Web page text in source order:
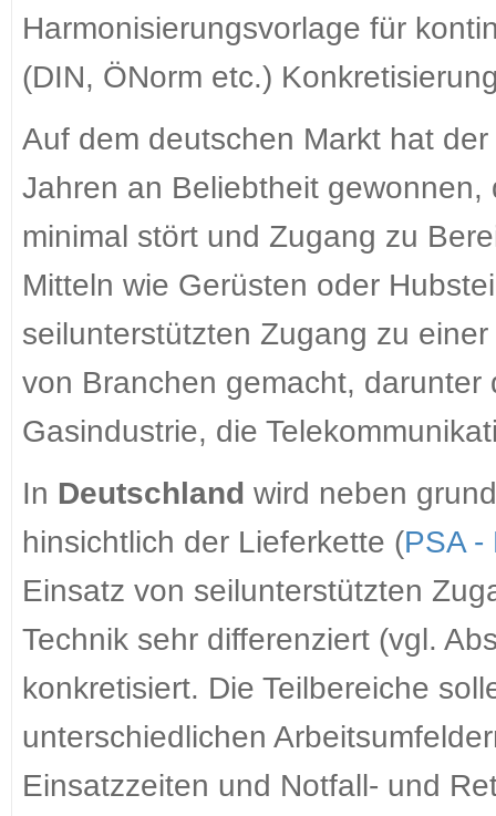
Harmonisierungsvorlage für
(DIN, ÖNorm etc.)
Auf dem deutschen Markt hat
Jahren an Beliebtheit
minimal stört und Zugang zu
Mitteln wie Gerüsten oder
seilunterstützten Zugang zu
von Branchen gemacht,
Gasindustrie, die
In Deutschland wird neben
hinsichtlich der Lieferkette (PSA -
Einsatz von seilunterstützten
Technik sehr differenziert (vgl.
konkretisiert. Die Teilbereiche
unterschiedlichen
Einsatzzeiten und Notfall- und